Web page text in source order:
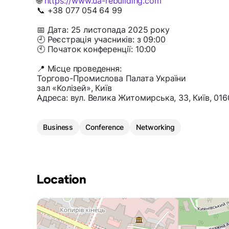
📞 +38 077 054 64 99
📅 Дата: 25 листопада 2025 року
🕘 Реєстрація учасників: з 09:00
🕙 Початок конференції: 10:00
📍 Місце проведення:
Торгово-Промислова Палата України
зал «Колізей», Київ
Адреса: вул. Велика Житомирська, 33, Київ,
Business Conference Networking
Location